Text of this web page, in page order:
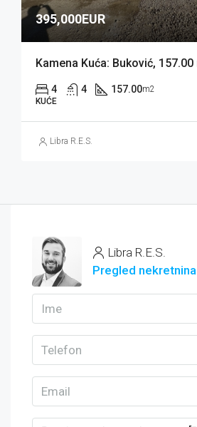
395,000EUR
4 4 157.00m2
KUĆE
Libra R.E.S.
Libra R.E.S.
Pregled nekretnina